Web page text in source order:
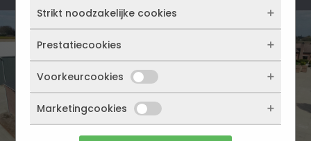
Strikt noodzakelijke cookies
Deze cookies zorgen ervoor dat de website
überhaupt werkt. Ze zijn dus altijd actief en
kunnen niet worden uitgezet. Meestal worden
ze alleen geplaatst als jij iets doet, zoals
inloggen, een formulier invullen of je
privacyvoorkeuren opslaan. Je kunt je browser
zo instellen dat hij deze cookies blokkeert of je
Prestatiecookies
Met deze cookies zien we hoe vaak onze site
bezocht wordt, waar bezoekers vandaan
komen en welke pagina’s populair zijn. Zo
kunnen we de website blijven verbeteren.
Alles wat we meten is anoniem, we weten dus
Voorkeurcookies
Deze cookies onthouden jouw voorkeuren.
Bijvoorbeeld taalkeuze of ingevulde gegevens.
Marketingcookies